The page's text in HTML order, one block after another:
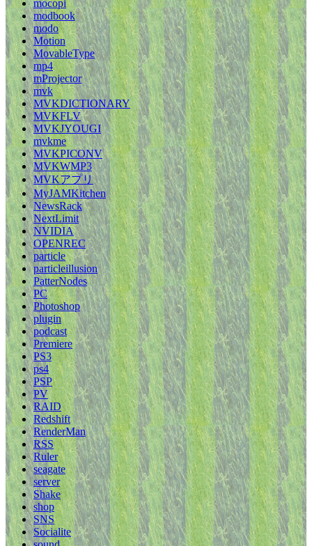
mocopi
modbook
modo
Motion
MovableType
mp4
mProjector
mvk
MVKDICTIONARY
MVKFLV
MVKJYOUGI
mvkme
MVKPICONV
MVKWMP3
MVKアプリ
MyJAMKitchen
NewsRack
NextLimit
NVIDIA
OPENREC
particle
particleillusion
PatterNodes
PC
Photoshop
plugin
podcast
Premiere
PS3
ps4
PSP
PV
RAID
Redshift
RenderMan
RSS
Ruler
seagate
server
Shake
shop
SNS
Socialite